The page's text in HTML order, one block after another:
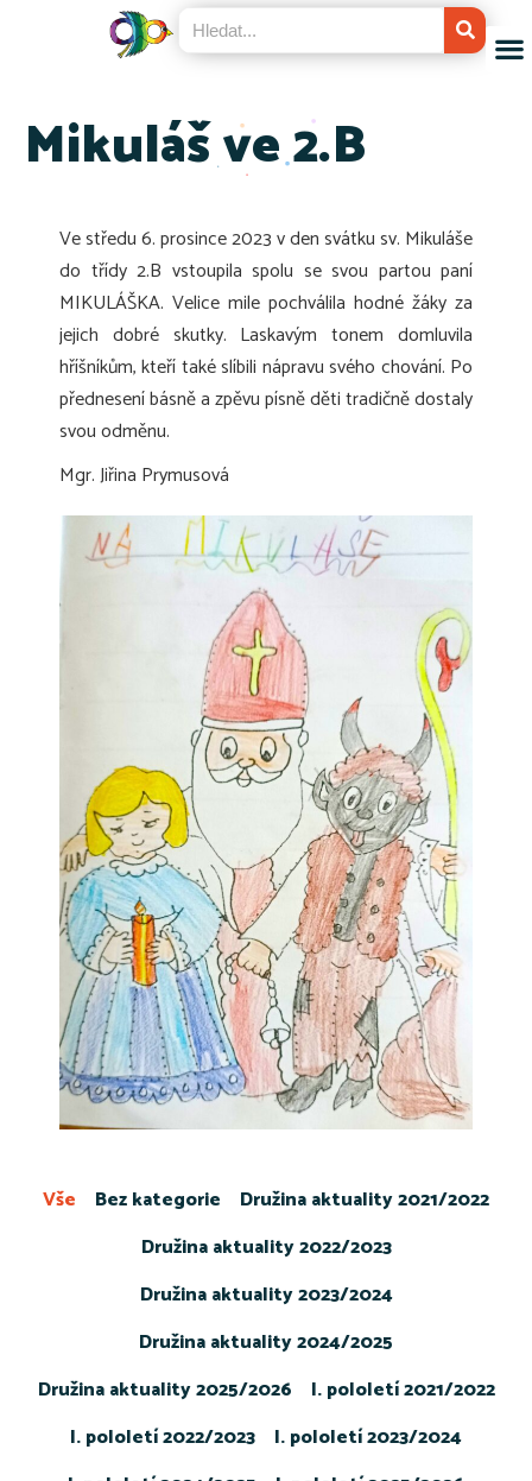
Mikuláš ve 2.B
Ve středu 6. prosince 2023 v den svátku sv. Mikuláše
do třídy 2.B vstoupila spolu se svou partou paní
MIKULÁŠKA. Velice mile pochválila hodné žáky za
jejich dobré skutky. Laskavým tonem domluvila
hříšníkům, kteří také slíbili nápravu svého chování. Po
přednesení básně a zpěvu písně děti tradičně dostaly
svou odměnu.
Mgr. Jiřina Prymusová
Bez kategorie
Družina aktuality 2021/2022
Družina aktuality 2022/2023
Družina aktuality 2023/2024
Družina aktuality 2024/2025
Družina aktuality 2025/2026
I. pololetí 2021/2022
I. pololetí 2022/2023
I. pololetí 2023/2024
Vše